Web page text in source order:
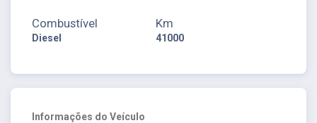
Combustível
Diesel
Km
41000
Informações do Veículo